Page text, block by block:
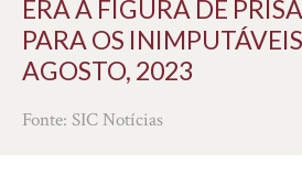
ERA A FIGURA DE
PARA OS
AGOSTO, 2023
Fonte: SIC Notícias